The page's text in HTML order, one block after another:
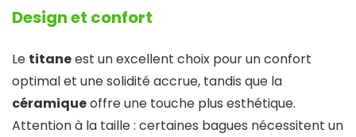
Design et confort
Le titaneest un excellent choix pour un confort
optimal et une solidité accrue, tandis que la
céramiqueoffre une touche plus esthétique.
Attention à la taille : certaines bagues nécessitent un